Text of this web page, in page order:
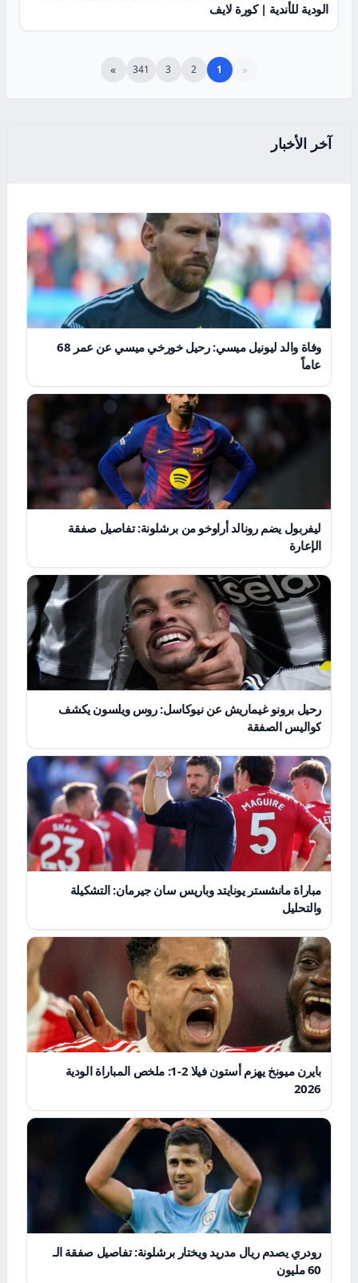
الودية للأندية | كورة لايف
«
1
2
3
341
»
آخر الأخبار
وفاة والد ليونيل ميسي: رحيل خورخي ميسي عن عمر 68
عاماً
ليفربول يضم رونالد أراوخو من برشلونة: تفاصيل صفقة
الإعارة
رحيل برونو غيماريش عن نيوكاسل: روس ويلسون يكشف
كواليس الصفقة
مباراة مانشستر يونايتد وباريس سان جيرمان: التشكيلة
والتحليل
بايرن ميونخ يهزم أستون فيلا 2-1: ملخص المباراة الودية
2026
رودري يصدم ريال مدريد ويختار برشلونة: تفاصيل صفقة الـ
60 مليون